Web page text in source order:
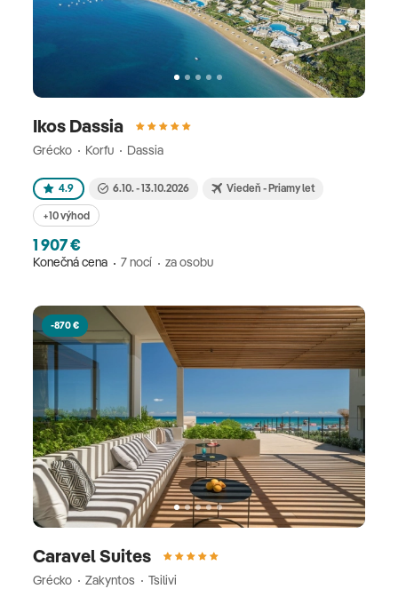
Ikos Dassia
Grécko Korfu Dassia
4.9 6.10. - 13.10.2026 Viedeň - Priamy let
+10 výhod
1 907 €
Konečná cena 7 nocí za osobu
-870 €
Caravel Suites
Grécko Zakyntos Tsilivi